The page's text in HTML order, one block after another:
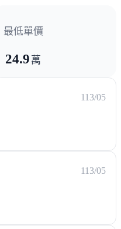
最低單價
24.9 萬
113/05
113/05